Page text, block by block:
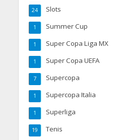
Slots
24
Summer Cup
1
Super Copa Liga MX
1
Super Copa UEFA
1
Supercopa
7
Supercopa Italia
1
Superliga
1
Tenis
19